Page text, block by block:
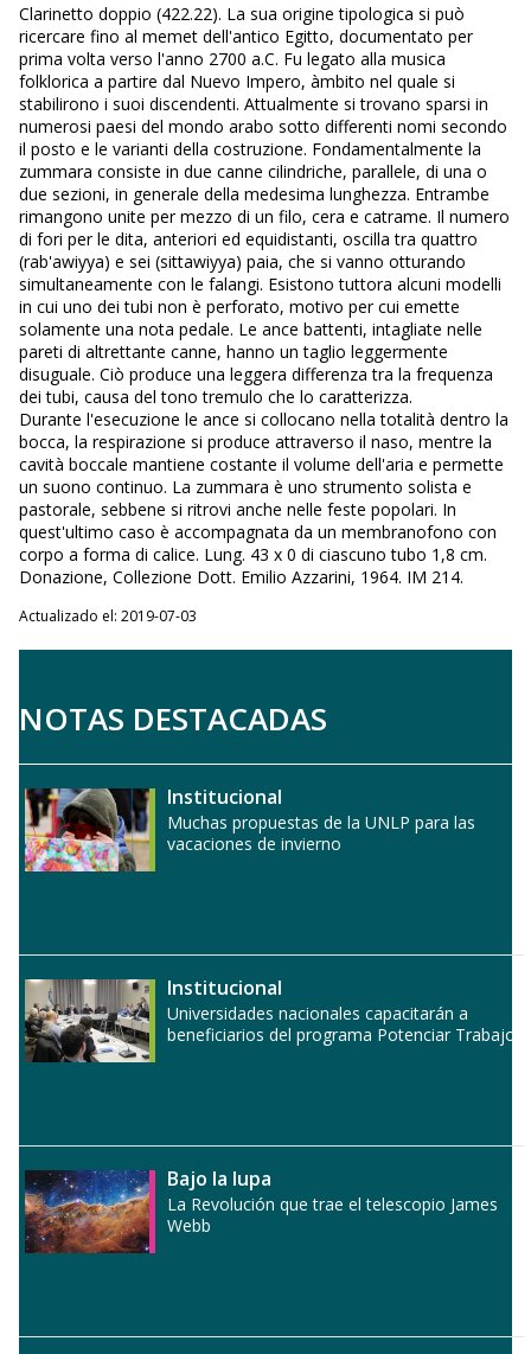
Clarinetto doppio (422.22). La sua origine tipologica si può
ricercare fino al memet dell'antico Egitto, documentato per
prima volta verso l'anno 2700 a.C. Fu legato alla musica
folklorica a partire dal Nuevo Impero, àmbito nel quale si
stabilirono i suoi discendenti. Attualmente si trovano sparsi in
numerosi paesi del mondo arabo sotto differenti nomi secondo
il posto e le varianti della costruzione. Fondamentalmente la
zummara consiste in due canne cilindriche, parallele, di una o
due sezioni, in generale della medesima lunghezza. Entrambe
rimangono unite per mezzo di un filo, cera e catrame. Il numero
di fori per le dita, anteriori ed equidistanti, oscilla tra quattro
(rab'awiyya) e sei (sittawiyya) paia, che si vanno otturando
simultaneamente con le falangi. Esistono tuttora alcuni modelli
in cui uno dei tubi non è perforato, motivo per cui emette
solamente una nota pedale. Le ance battenti, intagliate nelle
pareti di altrettante canne, hanno un taglio leggermente
disuguale. Ciò produce una leggera differenza tra la frequenza
dei tubi, causa del tono tremulo che lo caratterizza.
Durante l'esecuzione le ance si collocano nella totalità dentro la
bocca, la respirazione si produce attraverso il naso, mentre la
cavità boccale mantiene costante il volume dell'aria e permette
un suono continuo. La zummara è uno strumento solista e
pastorale, sebbene si ritrovi anche nelle feste popolari. In
quest'ultimo caso è accompagnata da un membranofono con
corpo a forma di calice. Lung. 43 x 0 di ciascuno tubo 1,8 cm.
Donazione, Collezione Dott. Emilio Azzarini, 1964. IM 214.
Actualizado el: 2019-07-03
NOTAS DESTACADAS
Institucional
Muchas propuestas de la UNLP para las
vacaciones de invierno
Institucional
Universidades nacionales capacitarán a
beneficiarios del programa Potenciar Trabajo
Bajo la lupa
La Revolución que trae el telescopio James
Webb